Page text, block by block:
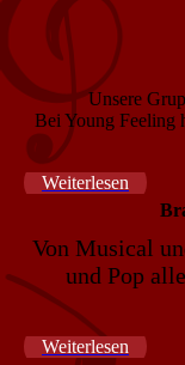
Unsere
Bei Young Feeling
Weiterlesen
Br
Von Musical
und Pop
Weiterlesen